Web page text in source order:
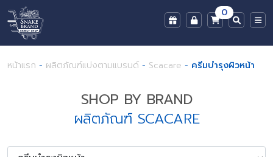
0
หน้าแรก - ผลิตภัณฑ์แบ่งตามแบรนด์ - Scacare - ครีมบำรุงผิวหน้า
SHOP BY BRAND
ผลิตภัณฑ์ SCACARE